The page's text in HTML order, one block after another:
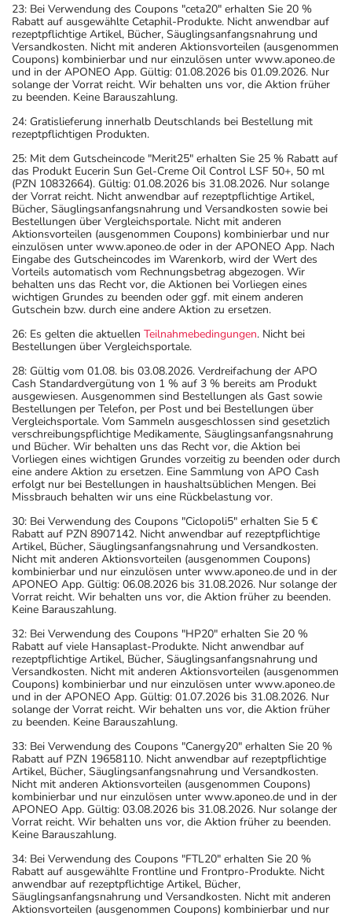
23: Bei Verwendung des Coupons "ceta20" erhalten Sie 20 %
Rabatt auf ausgewählte Cetaphil-Produkte. Nicht anwendbar auf
rezeptpflichtige Artikel, Bücher, Säuglingsanfangsnahrung und
Versandkosten. Nicht mit anderen Aktionsvorteilen (ausgenommen
Coupons) kombinierbar und nur einzulösen unter www.aponeo.de
und in der APONEO App. Gültig: 01.08.2026 bis 01.09.2026. Nur
solange der Vorrat reicht. Wir behalten uns vor, die Aktion früher
zu beenden. Keine Barauszahlung.
24: Gratislieferung innerhalb Deutschlands bei Bestellung mit
rezeptpflichtigen Produkten.
25: Mit dem Gutscheincode "Merit25" erhalten Sie 25 % Rabatt auf
das Produkt Eucerin Sun Gel-Creme Oil Control LSF 50+, 50 ml
(PZN 10832664). Gültig: 01.08.2026 bis 31.08.2026. Nur solange
der Vorrat reicht. Nicht anwendbar auf rezeptpflichtige Artikel,
Bücher, Säuglingsanfangsnahrung und Versandkosten sowie bei
Bestellungen über Vergleichsportale. Nicht mit anderen
Aktionsvorteilen (ausgenommen Coupons) kombinierbar und nur
einzulösen unter www.aponeo.de oder in der APONEO App. Nach
Eingabe des Gutscheincodes im Warenkorb, wird der Wert des
Vorteils automatisch vom Rechnungsbetrag abgezogen. Wir
behalten uns das Recht vor, die Aktionen bei Vorliegen eines
wichtigen Grundes zu beenden oder ggf. mit einem anderen
Gutschein bzw. durch eine andere Aktion zu ersetzen.
26: Es gelten die aktuellen Teilnahmebedingungen. Nicht bei
Bestellungen über Vergleichsportale.
28: Gültig vom 01.08. bis 03.08.2026. Verdreifachung der APO
Cash Standardvergütung von 1 % auf 3 % bereits am Produkt
ausgewiesen. Ausgenommen sind Bestellungen als Gast sowie
Bestellungen per Telefon, per Post und bei Bestellungen über
Vergleichsportale. Vom Sammeln ausgeschlossen sind gesetzlich
verschreibungspflichtige Medikamente, Säuglingsanfangsnahrung
und Bücher. Wir behalten uns das Recht vor, die Aktion bei
Vorliegen eines wichtigen Grundes vorzeitig zu beenden oder durch
eine andere Aktion zu ersetzen. Eine Sammlung von APO Cash
erfolgt nur bei Bestellungen in haushaltsüblichen Mengen. Bei
Missbrauch behalten wir uns eine Rückbelastung vor.
30: Bei Verwendung des Coupons "Ciclopoli5" erhalten Sie 5 €
Rabatt auf PZN 8907142. Nicht anwendbar auf rezeptpflichtige
Artikel, Bücher, Säuglingsanfangsnahrung und Versandkosten.
Nicht mit anderen Aktionsvorteilen (ausgenommen Coupons)
kombinierbar und nur einzulösen unter www.aponeo.de und in der
APONEO App. Gültig: 06.08.2026 bis 31.08.2026. Nur solange der
Vorrat reicht. Wir behalten uns vor, die Aktion früher zu beenden.
Keine Barauszahlung.
32: Bei Verwendung des Coupons "HP20" erhalten Sie 20 %
Rabatt auf viele Hansaplast-Produkte. Nicht anwendbar auf
rezeptpflichtige Artikel, Bücher, Säuglingsanfangsnahrung und
Versandkosten. Nicht mit anderen Aktionsvorteilen (ausgenommen
Coupons) kombinierbar und nur einzulösen unter www.aponeo.de
und in der APONEO App. Gültig: 01.07.2026 bis 31.08.2026. Nur
solange der Vorrat reicht. Wir behalten uns vor, die Aktion früher
zu beenden. Keine Barauszahlung.
33: Bei Verwendung des Coupons "Canergy20" erhalten Sie 20 %
Rabatt auf PZN 19658110. Nicht anwendbar auf rezeptpflichtige
Artikel, Bücher, Säuglingsanfangsnahrung und Versandkosten.
Nicht mit anderen Aktionsvorteilen (ausgenommen Coupons)
kombinierbar und nur einzulösen unter www.aponeo.de und in der
APONEO App. Gültig: 03.08.2026 bis 31.08.2026. Nur solange der
Vorrat reicht. Wir behalten uns vor, die Aktion früher zu beenden.
Keine Barauszahlung.
34: Bei Verwendung des Coupons "FTL20" erhalten Sie 20 %
Rabatt auf ausgewählte Frontline und Frontpro-Produkte. Nicht
anwendbar auf rezeptpflichtige Artikel, Bücher,
Säuglingsanfangsnahrung und Versandkosten. Nicht mit anderen
Aktionsvorteilen (ausgenommen Coupons) kombinierbar und nur